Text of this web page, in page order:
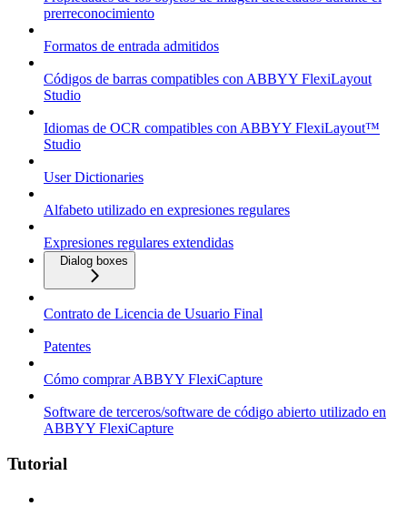
prerreconocimiento
Formatos de entrada admitidos
Códigos de barras compatibles con ABBYY FlexiLayout
Studio
Idiomas de OCR compatibles con ABBYY FlexiLayout™
Studio
User Dictionaries
Alfabeto utilizado en expresiones regulares
Expresiones regulares extendidas
Dialog boxes
Contrato de Licencia de Usuario Final
Patentes
Cómo comprar ABBYY FlexiCapture
Software de terceros/software de código abierto utilizado en
ABBYY FlexiCapture
Tutorial